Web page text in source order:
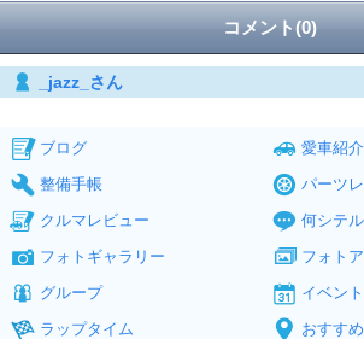
コメント(0)
_jazz_さん
ブログ
愛車紹介
整備手帳
パーツ
クルマレビュー
何シテル
フォトギャラリー
フォト
グループ
イベン
ラップタイム
おすす